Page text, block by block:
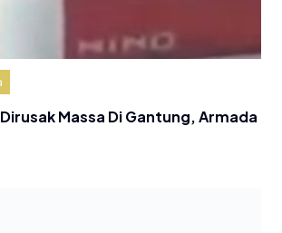
Massa Di Gantung, Armada